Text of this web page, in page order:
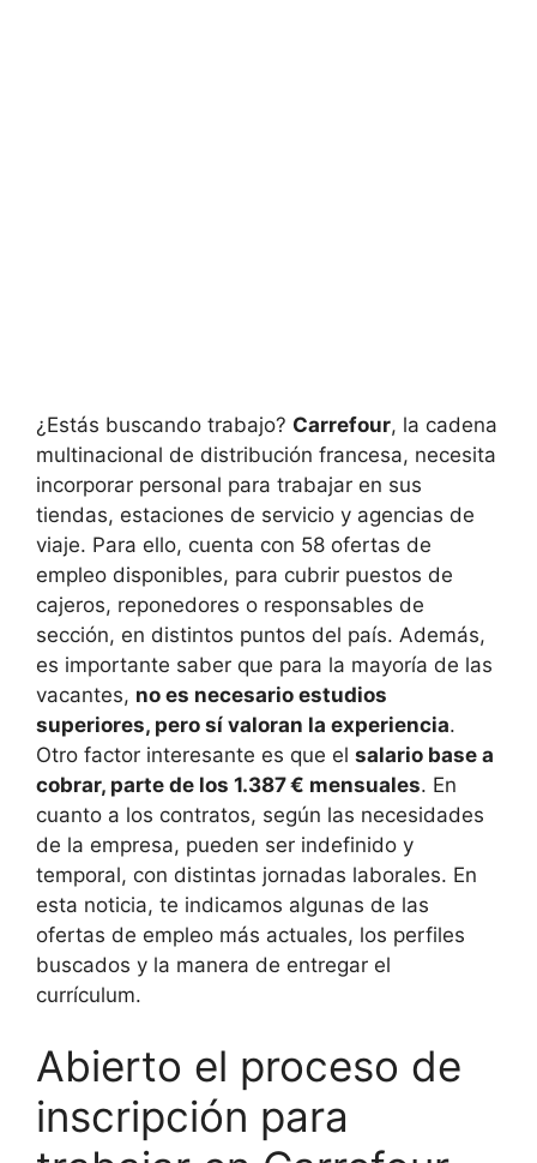
¿Estás buscando trabajo? Carrefour, la cadena
multinacional de distribución francesa, necesita
incorporar personal para trabajar en sus
tiendas, estaciones de servicio y agencias de
viaje. Para ello, cuenta con 58 ofertas de
empleo disponibles, para cubrir puestos de
cajeros, reponedores o responsables de
sección, en distintos puntos del país. Además,
es importante saber que para la mayoría de las
vacantes, no es necesario estudios
superiores, pero sí valoran la experiencia.
Otro factor interesante es que el salario base a
cobrar, parte de los 1.387 € mensuales. En
cuanto a los contratos, según las necesidades
de la empresa, pueden ser indefinido y
temporal, con distintas jornadas laborales. En
esta noticia, te indicamos algunas de las
ofertas de empleo más actuales, los perfiles
buscados y la manera de entregar el
currículum.
Abierto el proceso de
inscripción para